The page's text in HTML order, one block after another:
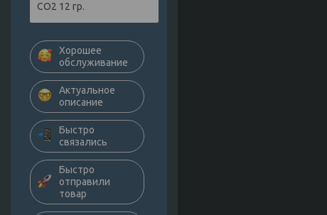
СО2 12 гр.
Хорошее
обслуживание
Актуальное
описание
Быстро
связались
Быстро
отправили
товар